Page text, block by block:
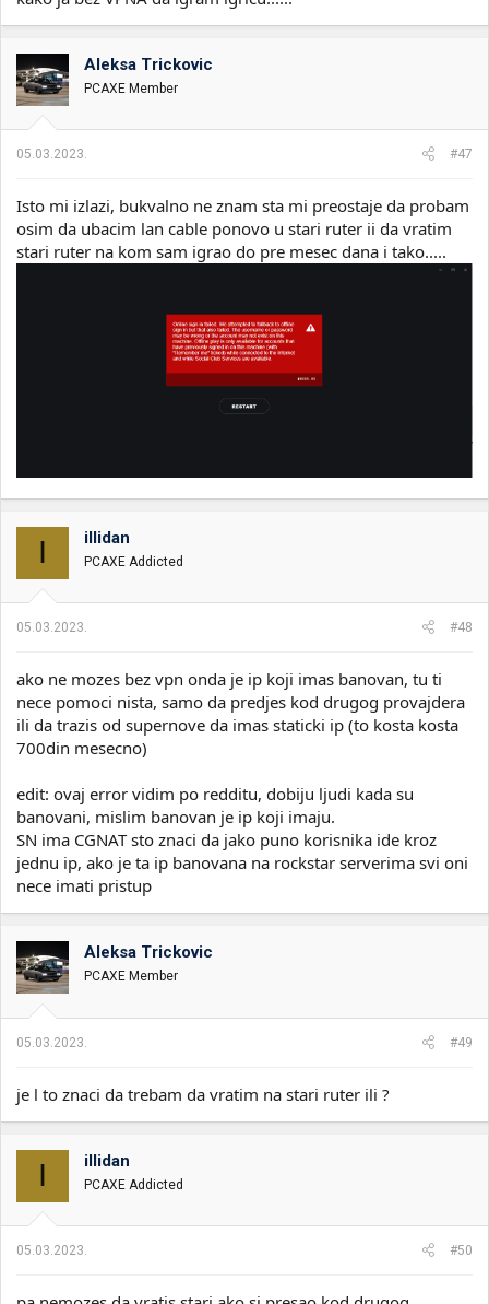
Aleksa Trickovic
PCAXE Member
05.03.2023. #47
Isto mi izlazi, bukvalno ne znam sta mi preostaje da probam
osim da ubacim lan cable ponovo u stari ruter ii da vratim
stari ruter na kom sam igrao do pre mesec dana i tako.....
I illidan
PCAXE Addicted
05.03.2023. #48
ako ne mozes bez vpn onda je ip koji imas banovan, tu ti
nece pomoci nista, samo da predjes kod drugog provajdera
ili da trazis od supernove da imas staticki ip (to kosta kosta
700din mesecno)
edit: ovaj error vidim po redditu, dobiju ljudi kada su
banovani, mislim banovan je ip koji imaju.
SN ima CGNAT sto znaci da jako puno korisnika ide kroz
jednu ip, ako je ta ip banovana na rockstar serverima svi oni
nece imati pristup
Aleksa Trickovic
PCAXE Member
05.03.2023. #49
je l to znaci da trebam da vratim na stari ruter ili ?
I illidan
PCAXE Addicted
05.03.2023. #50